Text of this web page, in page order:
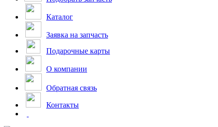
Каталог
Заявка на запчасть
Подарочные карты
О компании
Обратная связь
Контакты